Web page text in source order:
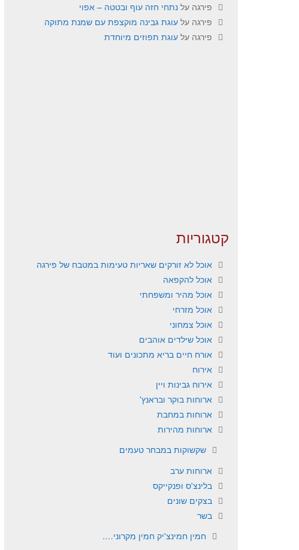
פירגה על נתחי חזה עוף ובטטה – אפוי
פירגה על עוגת גבינה מוקצפת עם שמנת מתוקה
פירגה על עוגת תפוזים מיוחדת
קטגוריות
אוכל לא זורקים שאריות טעימות במטבח של פירגה
אוכל להקפאה
אוכל מהיר ומשפחתי
אוכל מזרחי
אוכל צמחוני
אוכל שילדים אוהבים
אורח חיים בריא מתכונים ועוד
אירוח
אירוח גבינות ויין
ארוחות בוקר ובראנץ'
ארוחות במחבת
ארוחות מהירות
שקשוקות במבחר טעמים
ארוחות ערב
בלינצ'ס ופנקייקס
בצקים שונים
בשר
חמין חמינצ'יק חמין מקרוני….